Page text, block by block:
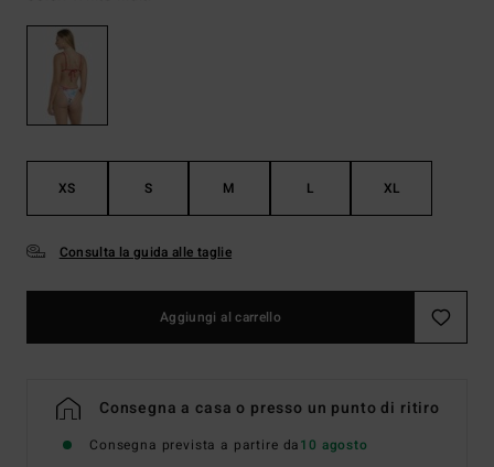
XS S M L XL
Consulta la guida alle taglie
Aggiungi al carrello
Consegna a casa o presso un punto di ritiro
Consegna prevista a partire da10 agosto